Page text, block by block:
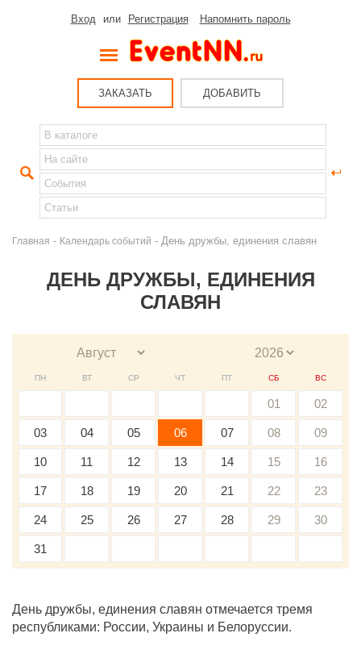
Вход или Регистрация Напомнить пароль
ЗАКАЗАТЬ ДОБАВИТЬ
Главная - Календарь событий - День дружбы, единения славян
ДЕНЬ ДРУЖБЫ, ЕДИНЕНИЯ
СЛАВЯН
ПН ВТ СР ЧТ ПТ СБ ВС
01 02
03 04 05 06 07 08 09
10 11 12 13 14 15 16
17 18 19 20 21 22 23
24 25 26 27 28 29 30
31
День дружбы, единения славян отмечается тремя
республиками: России, Украины и Белоруссии.